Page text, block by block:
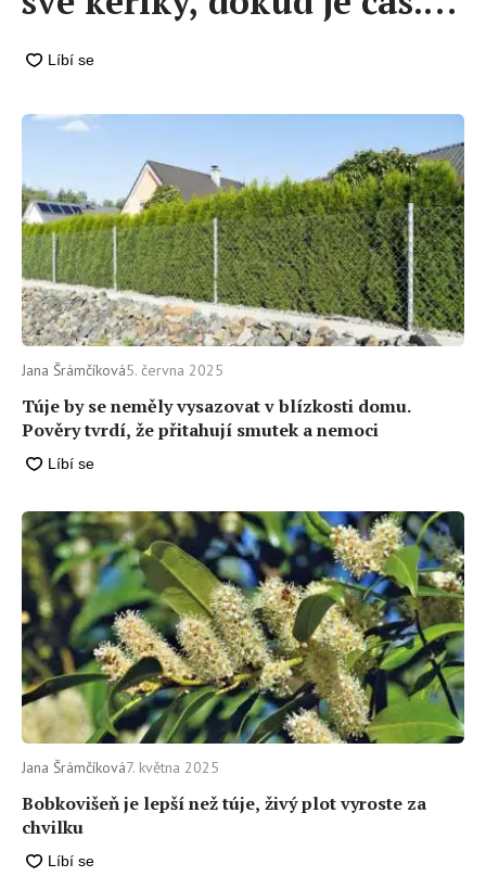
Někdy pomůže i kyselina
Túje by se neměly vysazovat v blízkosti domu.
Pověry tvrdí, že přitahují smutek a nemoci
Jana Šrámčíková5. června 2025
Bobkovišeň je lepší než túje, živý plot vyroste za
chvilku
Jana Šrámčíková7. května 2025